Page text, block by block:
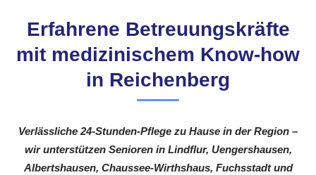
Erfahrene Betreuungskräfte
mit medizinischem Know-how
in Reichenberg
Verlässliche 24-Stunden-Pflege zu Hause in der Region –
wir unterstützen Senioren in Lindflur, Uengershausen,
Albertshausen, Chaussee-Wirthshaus, Fuchsstadt und